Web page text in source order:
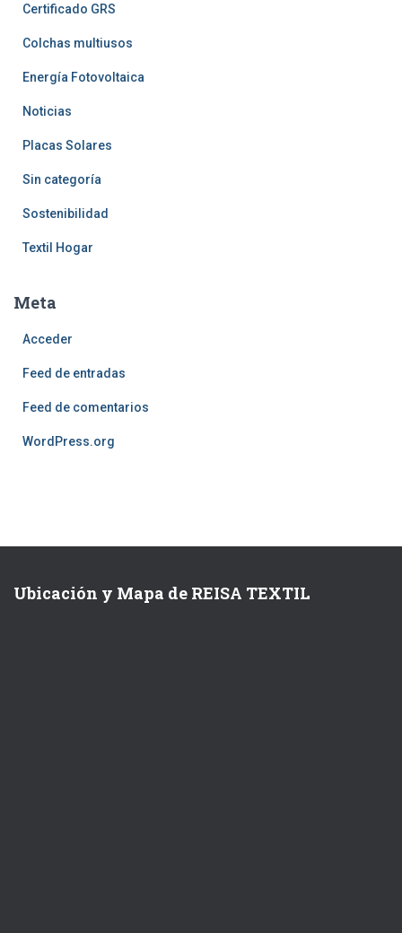
Certificado GRS
Colchas multiusos
Energía Fotovoltaica
Noticias
Placas Solares
Sin categoría
Sostenibilidad
Textil Hogar
Meta
Acceder
Feed de entradas
Feed de comentarios
WordPress.org
Ubicación y Mapa de REISA TEXTIL